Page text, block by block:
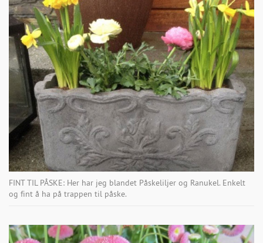
FINT TIL PÅSKE: Her har jeg blandet Påskeliljer og Ranukel. Enkelt
og fint å ha på trappen til påske.